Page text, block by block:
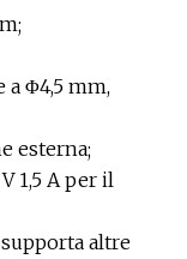
Φ4,5 mm,
esterna;
1,5 A per il
altre